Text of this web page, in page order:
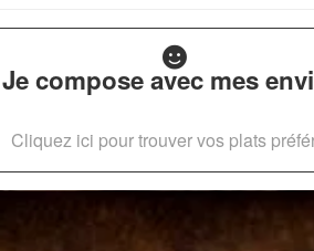
Je compose avec mes
Cliquez ici pour trouver vos plats